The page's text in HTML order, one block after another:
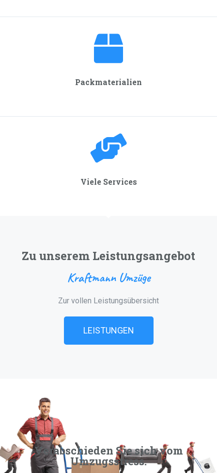
Packmaterialien
Viele Services
Zu unserem Leistungsangebot
Kraftmann Umzüge
Zur vollen Leistungsübersicht
LEISTUNGEN
Verabschieden Sie sich vom
Umzugsstress.